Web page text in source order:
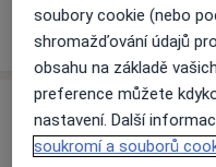
Názory
soubory cookie (nebo
shromažďování údajů
obsahu na základě
preference můžete
nastavení. Další
soukromí a souborů